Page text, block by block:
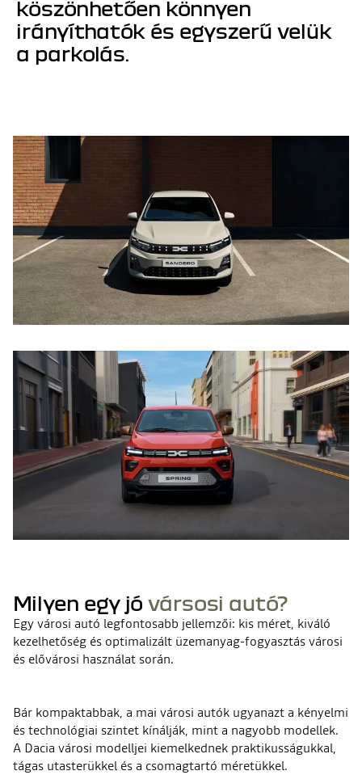
köszönhetően könnyen
irányíthatók és egyszerű velük
a parkolás.
Milyen egy jó vársosi autó?
Egy városi autó legfontosabb jellemzői: kis méret, kiváló
kezelhetőség és optimalizált üzemanyag-fogyasztás városi
és elővárosi használat során.
Bár kompaktabbak, a mai városi autók ugyanazt a kényelmi
és technológiai szintet kínálják, mint a nagyobb modellek.
A Dacia városi modelljei kiemelkednek praktikusságukkal,
tágas utasterükkel és a csomagtartó méretükkel.